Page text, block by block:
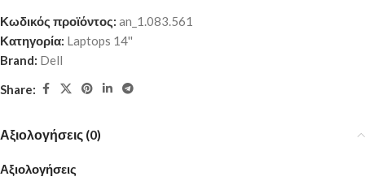
Κωδικός προϊόντος: an_1.083.561
Κατηγορία: Laptops 14''
Brand: Dell
Share:
Αξιολογήσεις (0)
Αξιολογήσεις